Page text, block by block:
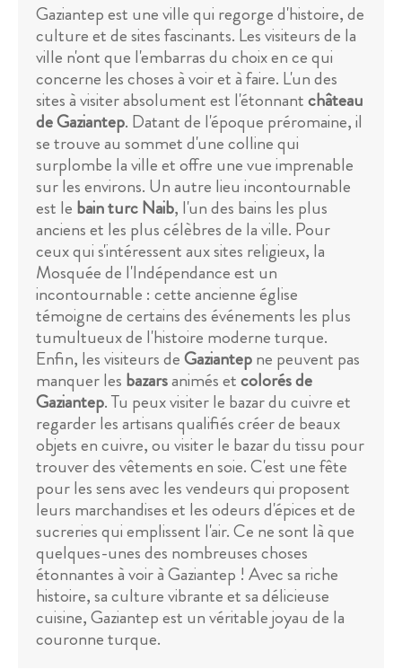
Gaziantep est une ville qui regorge d'histoire, de
culture et de sites fascinants. Les visiteurs de la
ville n'ont que l'embarras du choix en ce qui
concerne les choses à voir et à faire. L'un des
sites à visiter absolument est l'étonnantchâteau
de Gaziantep. Datant de l'époque préromaine, il
se trouve au sommet d'une colline qui
surplombe la ville et offre une vue imprenable
sur les environs. Un autre lieu incontournable
est le bain turc Naib, l'un des bains les plus
anciens et les plus célèbres de la ville. Pour
ceux qui s'intéressent aux sites religieux, la
Mosquée de l'Indépendance est un
incontournable : cette ancienne église
témoigne de certains des événements les plus
tumultueux de l'histoire moderne turque.
Enfin, les visiteurs deGaziantepne peuvent pas
manquer les bazarsanimés etcolorés de
Gaziantep. Tu peux visiter le bazar du cuivre et
regarder les artisans qualifiés créer de beaux
objets en cuivre, ou visiter le bazar du tissu pour
trouver des vêtements en soie. C'est une fête
pour les sens avec les vendeurs qui proposent
leurs marchandises et les odeurs d'épices et de
sucreries qui emplissent l'air. Ce ne sont là que
quelques-unes des nombreuses choses
étonnantes à voir à Gaziantep ! Avec sa riche
histoire, sa culture vibrante et sa délicieuse
cuisine, Gaziantep est un véritable joyau de la
couronne turque.